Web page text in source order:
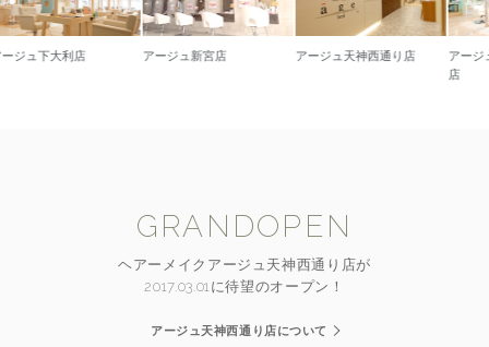
利店 アージュ新宮店 アージュ天神西通り店
アージュ久留米
GRANDOPEN
ヘアーメイクアージュ天神西通り店が
2017.03.01に待望のオープン！
アージュ天神西通り店について